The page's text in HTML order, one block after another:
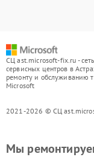
СЦ ast.microsoft-fix.ru - сеть
сервисных центров в
ремонту и обслуживанию
Microsoft
2021-2026 © СЦ
Мы